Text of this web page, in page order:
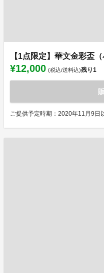
【1点限定】華文金彩盃（
¥12,000 (税込/送料込)残り1
ご提供予定時期：2020年11月9日